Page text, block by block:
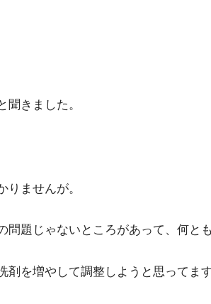
きました。
ませんが。
題じゃないところがあって、何と
を増やして調整しようと思ってます